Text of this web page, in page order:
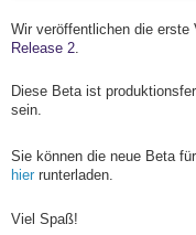
Wir veröffentlichen die erste
Release 2
Diese Beta ist
sein.
Sie können die neue Beta
hier runterladen.
Viel Spaß!